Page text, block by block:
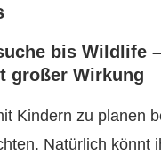
bis Wildlife
großer Wirkung
Kindern zu planen
Natürlich könnt